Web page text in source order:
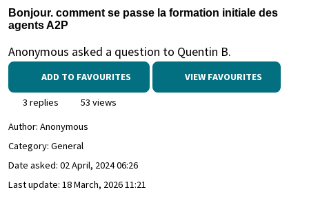
Bonjour. comment se passe la formation initiale des
agents A2P
Anonymous asked a question to Quentin B.
ADD TO FAVOURITES VIEW FAVOURITES
3 replies
53 views
Author: Anonymous
Category: General
Date asked: 02 April, 2024 06:26
Last update: 18 March, 2026 11:21